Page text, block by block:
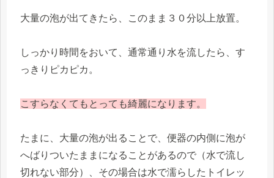
大量の泡が出てきたら、このまま３０分以上放置。
しっかり時間をおいて、通常通り水を流したら、す
っきりピカピカ。
こすらなくてもとっても綺麗になります。
たまに、大量の泡が出ることで、便器の内側に泡が
へばりついたままになることがあるので（水で流し
切れない部分）、その場合は水で濡らしたトイレッ